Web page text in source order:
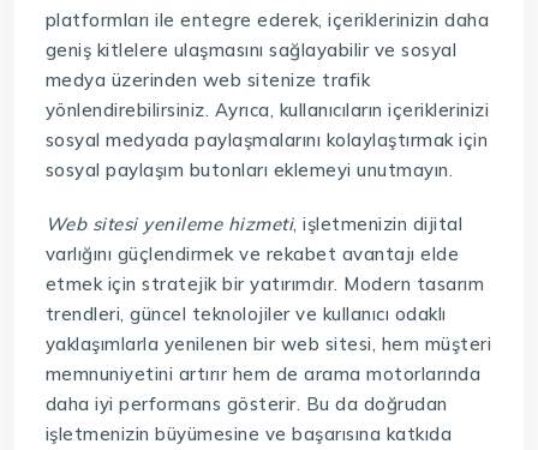
platformları ile entegre ederek, içeriklerinizin daha
geniş kitlelere ulaşmasını sağlayabilir ve sosyal
medya üzerinden web sitenize trafik
yönlendirebilirsiniz. Ayrıca, kullanıcıların içeriklerinizi
sosyal medyada paylaşmalarını kolaylaştırmak için
sosyal paylaşım butonları eklemeyi unutmayın.
Web sitesi yenileme hizmeti, işletmenizin dijital
varlığını güçlendirmek ve rekabet avantajı elde
etmek için stratejik bir yatırımdır. Modern tasarım
trendleri, güncel teknolojiler ve kullanıcı odaklı
yaklaşımlarla yenilenen bir web sitesi, hem müşteri
memnuniyetini artırır hem de arama motorlarında
daha iyi performans gösterir. Bu da doğrudan
işletmenizin büyümesine ve başarısına katkıda